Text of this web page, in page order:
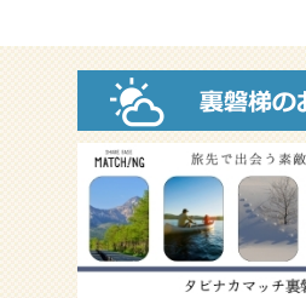
c
e
b
o
o
k
tt
er
e